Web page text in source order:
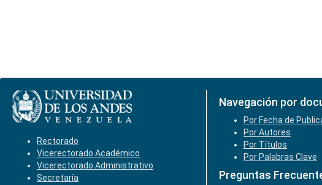
Rectorado
Vicerectorado Académico
Vicerectorado Administrativo
Secretaría
Navegación por
Por Fecha de
Por Autores
Por Títulos
Por Palabras Clave
Preguntas